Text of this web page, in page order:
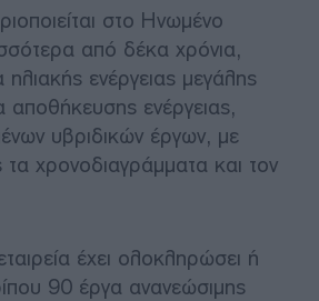
στο Ηνωμένο
από δέκα χρόνια,
ενέργειας μεγάλης
αποθήκευσης ενέργειας,
υβριδικών έργων, με
χρονοδιαγράμματα και τον
έχει ολοκληρώσει ή
90 έργα ανανεώσιμης